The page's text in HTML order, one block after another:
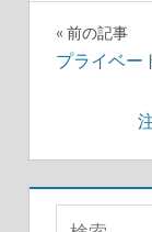
投
ビ
ゲ
前の記事
プライベー